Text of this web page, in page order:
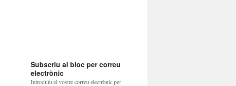
Subscriu al bloc per correu
electrònic
Introduïu el vostre correu electrònic per